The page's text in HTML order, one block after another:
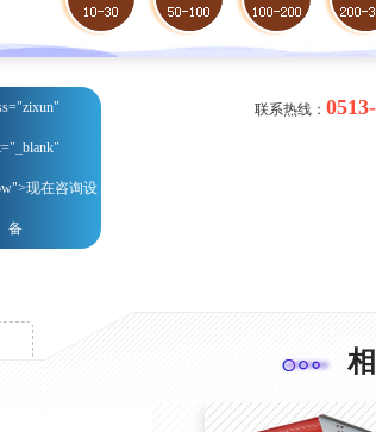
现在咨询设
备
联系热线：